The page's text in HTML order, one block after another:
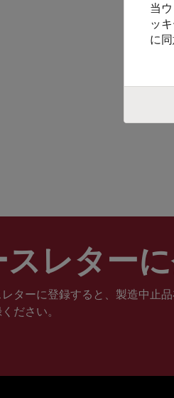
スレター
ターに登録すると、製造中止
ださい。
当
ッ
に